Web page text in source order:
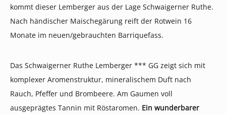
kommt dieser Lemberger aus der Lage Schwaigerner Ruthe.
Nach händischer Maischegärung reift der Rotwein 16
Monate im neuen/gebrauchten Barriquefass.
Das Schwaigerner Ruthe Lemberger *** GG zeigt sich mit
komplexer Aromenstruktur, mineralischem Duft nach
Rauch, Pfeffer und Brombeere. Am Gaumen voll
ausgeprägtes Tannin mit Röstaromen. Ein wunderbarer